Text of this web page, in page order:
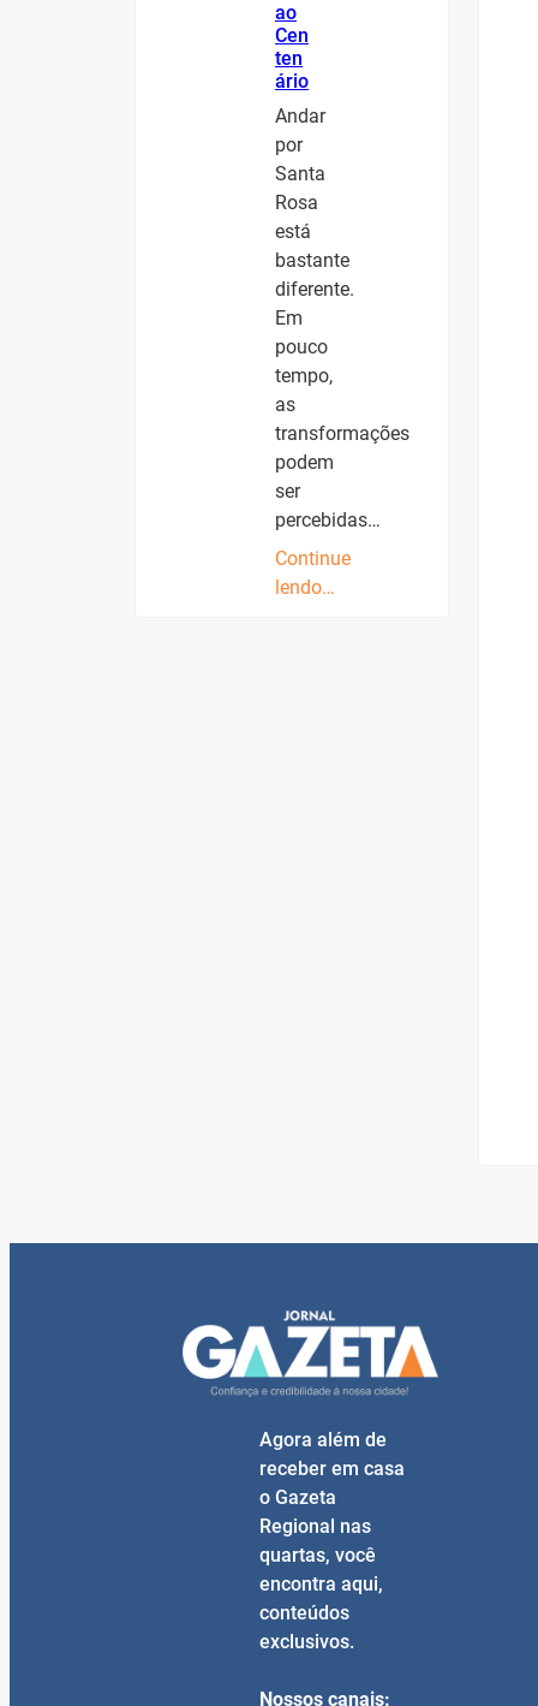
ao
Cen
ten
ário
Andar
por
Santa
Rosa
está
bastante
diferente.
Em
pouco
tempo,
as
transformações
podem
ser
percebidas…
Continue
lendo…
Agora além de
receber em casa
o Gazeta
Regional nas
quartas, você
encontra aqui,
conteúdos
exclusivos.
Nossos canais: